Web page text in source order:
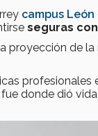
campus León
seguras
proyección de la
profesionales
fue donde dió